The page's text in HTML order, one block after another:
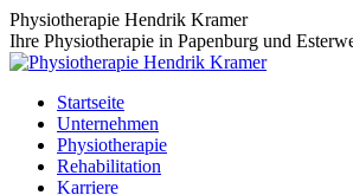
Zum
Inhalt
springen
Physiotherapie Hendrik Kramer
Ihre Physiotherapie in Papenburg und
Startseite
Unternehmen
Physiotherapie
Rehabilitation
Karriere